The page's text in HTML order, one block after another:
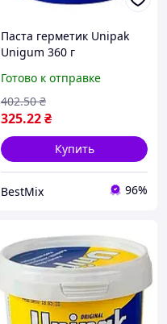
Паста герметик Unipak
Unigum 360 г
сантехнических
соединений
Готово к отправке
325.22₴
402.50 ₴
Купить
BestMix 96%